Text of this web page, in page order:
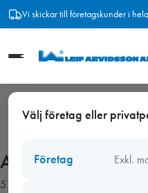
Hoppa
Vi skickar till företagskunder i
Välj företag eller
Företag Exkl.
Akrylfogmassa
5 produkter